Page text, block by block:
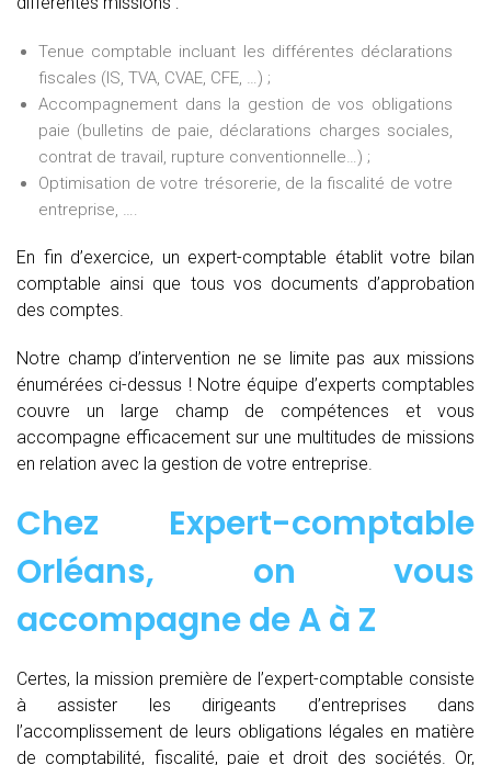
Tenue comptable incluant les différentes déclarations
fiscales (IS, TVA, CVAE, CFE, …) ;
Accompagnement dans la gestion de vos obligations
paie (bulletins de paie, déclarations charges sociales,
contrat de travail, rupture conventionnelle…) ;
Optimisation de votre trésorerie, de la fiscalité de votre
entreprise, ….
En fin d’exercice, un expert-comptable établit votre bilan
comptable ainsi que tous vos documents d’approbation
des comptes.
Notre champ d’intervention ne se limite pas aux missions
énumérées ci-dessus ! Notre équipe d’experts comptables
couvre un large champ de compétences et vous
accompagne efficacement sur une multitudes de missions
en relation avec la gestion de votre entreprise.
Chez Expert-comptable
Orléans, on vous
accompagne deA à Z
Certes, la mission première de l’expert-comptable consiste
à assister les dirigeants d’entreprises dans
l’accomplissement de leurs obligations légales en matière
de comptabilité, fiscalité, paie et droit des sociétés. Or,